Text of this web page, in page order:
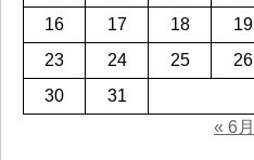
16
17 18 19
23
24 25 26
30
31
« 6月